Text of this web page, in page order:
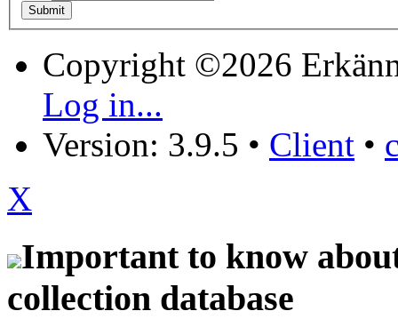
Copyright ©2026
Log in...
Version: 3.9.5 • Client •
X
Important to know
collection database